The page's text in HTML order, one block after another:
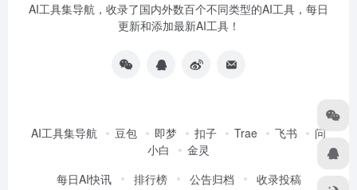
AI工具集导航，收录了国内外数百个不同类型的AI工具，每日
更新和添加最新AI工具！
AI工具集导航 豆包 即梦 扣子 Trae 飞书
问
小白
金灵
每日AI快讯
排行榜 公告归档 收录投稿